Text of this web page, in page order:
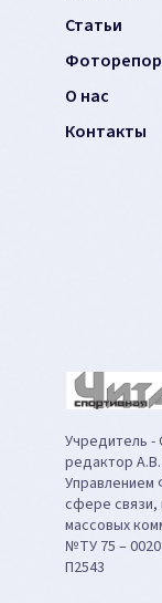
Статьи
О нас
Контакты
Учредитель -
редактор
Управлением
сфере связи,
массовых
№ТУ 75 –
П2543